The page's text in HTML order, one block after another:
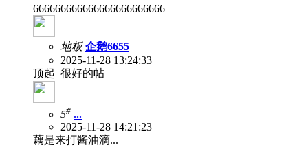
666666666666666666666666
地板 企鹅6655
2025-11-28 13:24:33
顶起 很好的帖
5# ...
2025-11-28 14:21:23
藕是来打酱油滴...